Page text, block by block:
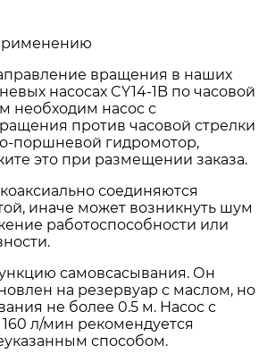
вращения в наших
насосах CY14-1B по часовой
необходим насос с
против часовой стрелки
поршневой гидромотор,
это при размещении заказа.
соединяются
иначе может возникнуть шум
работоспособности или
самовсасывания. Он
на резервуар с маслом, но
не более 0.5 м. Насос с
л/мин рекомендуется
способом.